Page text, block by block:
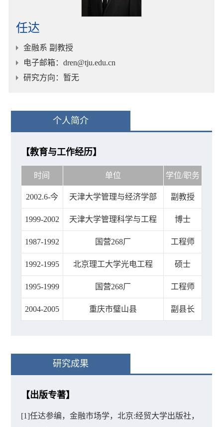
任达
金融系 副教授
电子邮箱：dren@tju.edu.cn
研究方向 ：暂无
个人简介
【教育与工作经历】
时间 单位 学位/职务
2002.6-今 天津大学管理与经济学部 副教授
1999-2002 天津大学管理科学与工程 博士
1987-1992 国营268厂 工程师
1992-1995 北京理工大学光电工程 硕士
1995-1999 国营268厂 工程师
2004-2005 重庆市璧山县 副县长
研究成果
【出版专著】
[1]任达参编，金融市场学，北京:经贸大学出版社，